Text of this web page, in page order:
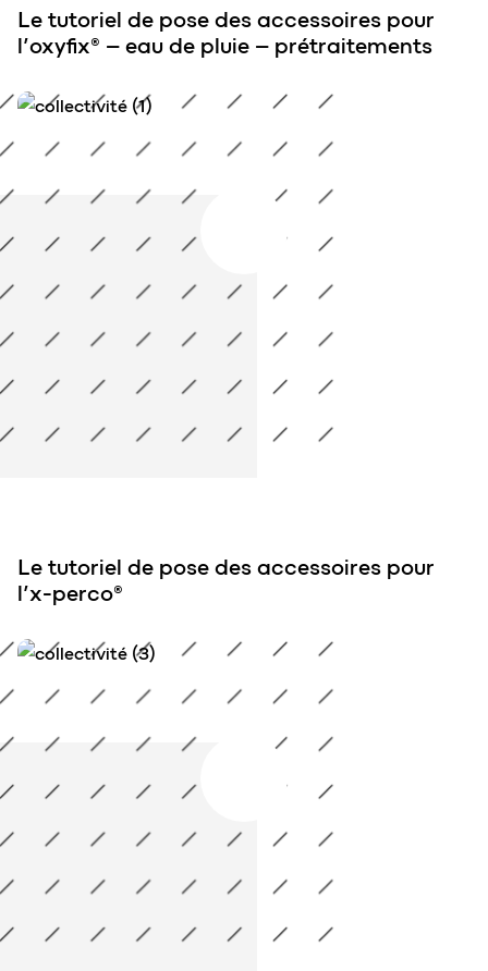
Le tutoriel de pose des accessoires pour
l’oxyfix® – eau de pluie – prétraitements
Le tutoriel de pose des accessoires pour
Le tutoriel de pose des accessoires pour
l’x-perco®
Le tutoriel de pose des accessoires pour l&rsquo;x-